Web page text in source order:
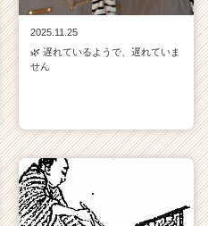
2025.11.25
🌿 遅れているようで、遅れていま
せん